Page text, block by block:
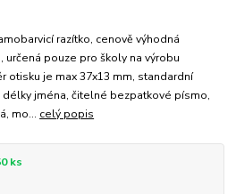
razítko, cenově výhodná
určená pouze pro školy na výrobu
otisku je max 37x13 mm, standardní
jména, čitelné bezpatkové písmo,
mo... celý popis
ks